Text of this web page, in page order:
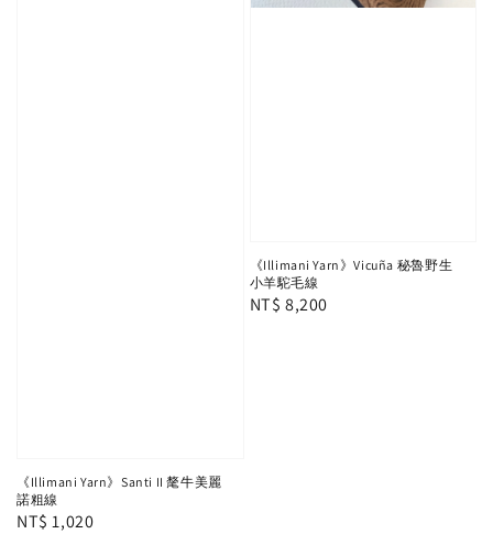
《Illimani Yarn》Santi II 氂牛美麗
諾粗線
Regular
NT$ 1,020
《Illimani Yarn》Vicuña 秘魯野生
小羊駝毛線
Regular
NT$ 8,200